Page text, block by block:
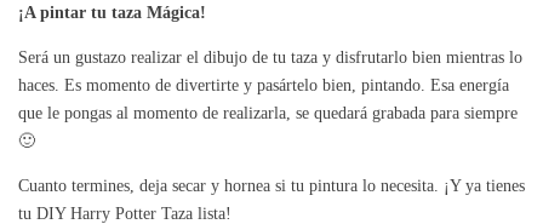
¡A pintar tu taza Mágica!
Será un gustazo realizar el dibujo de tu taza y disfrutarlo bien mientras lo
haces. Es momento de divertirte y pasártelo bien, pintando. Esa energía
que le pongas al momento de realizarla, se quedará grabada para siempre
🙂
Cuanto termines, deja secar y hornea si tu pintura lo necesita. ¡Y ya tienes
tu DIY Harry Potter Taza lista!